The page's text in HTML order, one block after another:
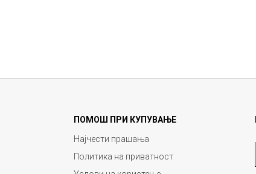
ПОМОШ ПРИ КУПУВАЊЕ
Најчести прашања
Политика на приватност